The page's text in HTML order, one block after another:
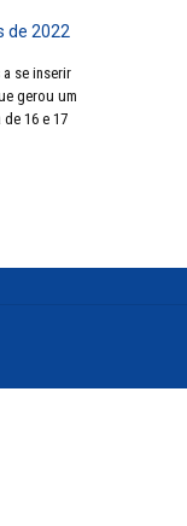
de 2022
se inserir
gerou um
16 e 17